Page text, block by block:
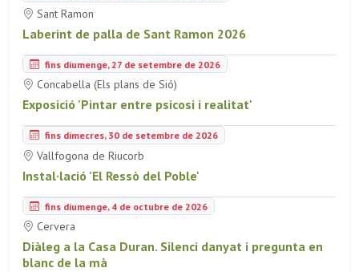
Sant Ramon
Laberint de palla de Sant Ramon 2026
fins diumenge, 27 de setembre de 2026
Concabella (Els plans de Sió)
Exposició 'Pintar entre psicosi i realitat'
fins dimecres, 30 de setembre de 2026
Vallfogona de Riucorb
Instal·lació 'El Ressò del Poble'
fins diumenge, 4 de octubre de 2026
Cervera
Diàleg a la Casa Duran. Silenci danyat i pregunta en
blanc de la mà